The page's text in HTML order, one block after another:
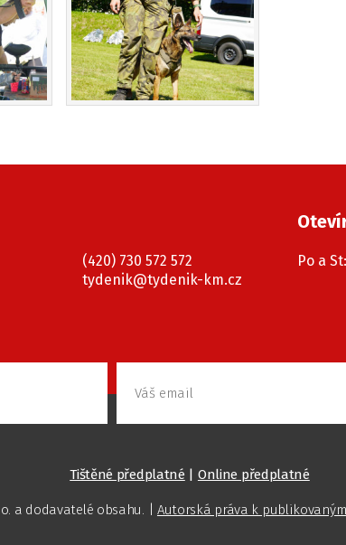
(420) 730 572 572
tydenik@tydenik-km.cz
Po a
Tištěné předplatné | Online předplatné
o. a dodavatelé obsahu. | Autorská práva k